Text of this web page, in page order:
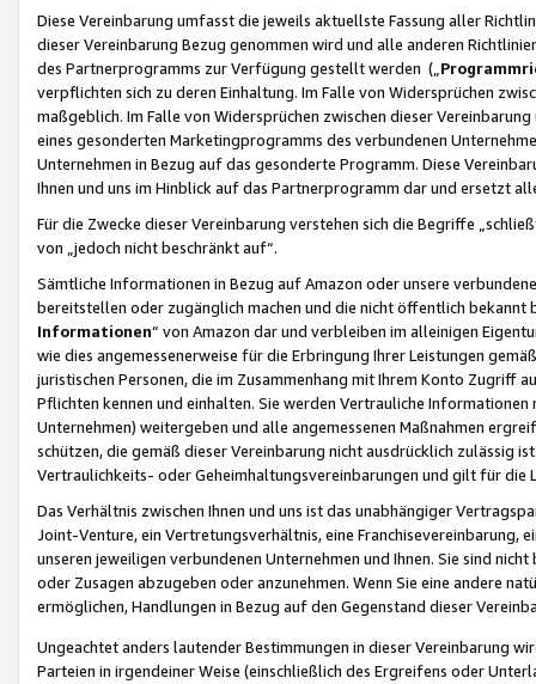
Diese Vereinbarung umfasst die jeweils aktuellste Fassung aller
dieser Vereinbarung Bezug genommen wird und alle anderen
des Partnerprogramms zur Verfügung gestellt werden („
verpflichten sich zu deren Einhaltung. Im Falle von Widersprüchen
maßgeblich. Im Falle von Widersprüchen zwischen dieser
eines gesonderten Marketingprogramms des verbundenen
Unternehmen in Bezug auf das gesonderte Programm. Diese
Ihnen und uns im Hinblick auf das Partnerprogramm dar und ersetzt
Für die Zwecke dieser Vereinbarung verstehen sich die Begriffe
von „jedoch nicht beschränkt auf“.
Sämtliche Informationen in Bezug auf Amazon oder unsere
bereitstellen oder zugänglich machen und die nicht öffentlich
Informationen“ von Amazon dar und verbleiben im alleinigen
wie dies angemessenerweise für die Erbringung Ihrer Leistungen
juristischen Personen, die im Zusammenhang mit Ihrem Konto
Pflichten kennen und einhalten. Sie werden Vertrauliche
Unternehmen) weitergeben und alle angemessenen Maßnahmen
schützen, die gemäß dieser Vereinbarung nicht ausdrücklich zulässig
Vertraulichkeits- oder Geheimhaltungsvereinbarungen und gilt für die
Das Verhältnis zwischen Ihnen und uns ist das unabhängiger
Joint-Venture, ein Vertretungsverhältnis, eine Franchisevereinbarung,
unseren jeweiligen verbundenen Unternehmen und Ihnen. Sie sind
oder Zusagen abzugeben oder anzunehmen. Wenn Sie eine andere
ermöglichen, Handlungen in Bezug auf den Gegenstand dieser
Ungeachtet anders lautender Bestimmungen in dieser Vereinbarung
Parteien in irgendeiner Weise (einschließlich des Ergreifens oder